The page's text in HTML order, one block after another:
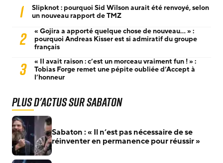
1
Slipknot : pourquoi Sid Wilson aurait été renvoyé, selon
un nouveau rapport de TMZ
2
« Gojira a apporté quelque chose de nouveau… » :
pourquoi Andreas Kisser est si admiratif du groupe
français
3
« Il avait raison : c’est un morceau vraiment fun ! » :
Tobias Forge remet une pépite oubliée d’Accept à
l’honneur
Plus d'actus sur Sabaton
Sabaton : « Il n’est pas nécessaire de se
réinventer en permanence pour réussir »